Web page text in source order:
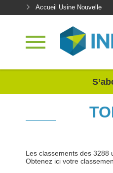
Accueil Usine Nouvelle
Les classements des 3288
Obtenez ici votre